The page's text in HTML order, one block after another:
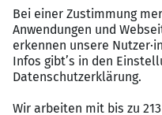
Perspektiven
30 Tage